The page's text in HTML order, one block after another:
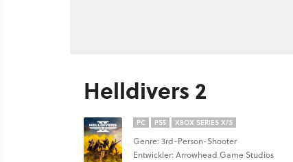
Helldivers 2
PC PS5 XBOX SERIES X/S
Genre: 3rd-Person-Shooter
Entwickler: Arrowhead Game Studios